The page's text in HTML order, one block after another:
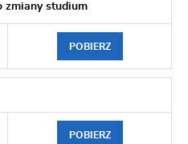
zmiany studium
POBIERZ
POBIERZ